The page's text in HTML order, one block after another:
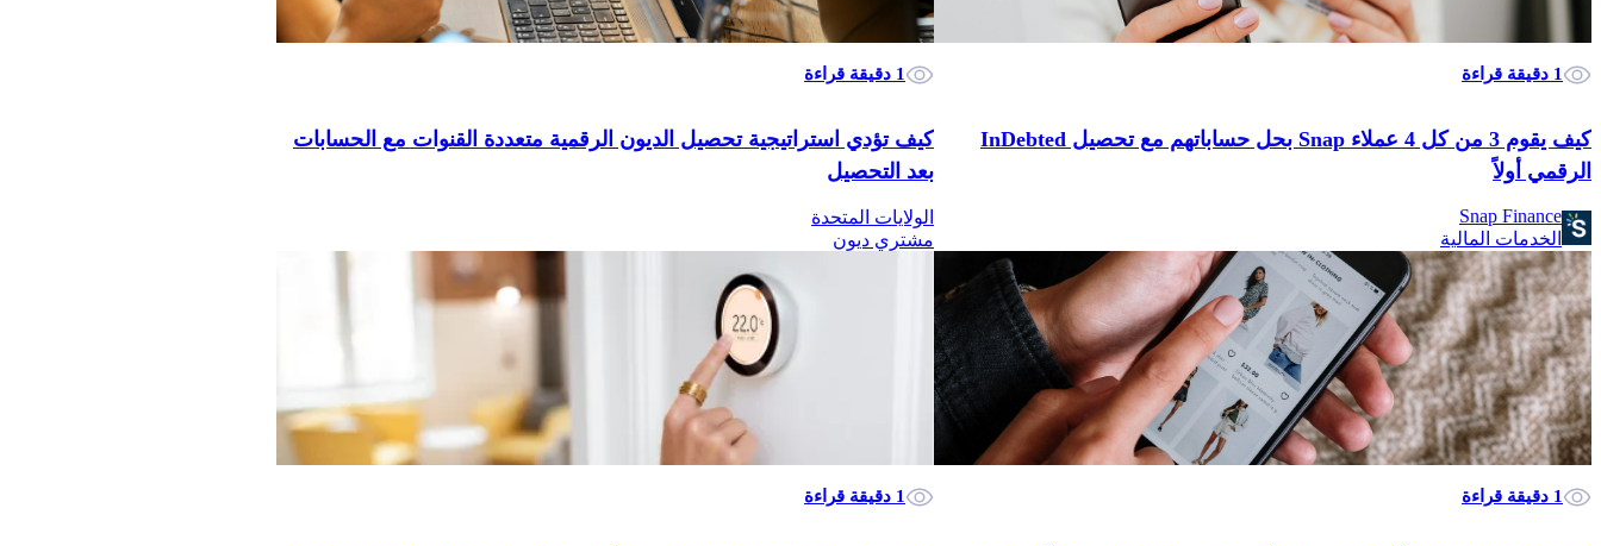
1 دقيقة قراءة
كيف يقوم 3 من كل 4 عملاء Snap بحل حساباتهم مع تحصيل InDebted
الرقمي أولاً
Snap Finance
الخدمات المالية
1 دقيقة قراءة
كيف تؤدي استراتيجية تحصيل الديون الرقمية متعددة القنوات مع الحسابات
بعد التحصيل
الولايات المتحدة
مشتري ديون
1 دقيقة قراءة 1 دقيقة قراءة